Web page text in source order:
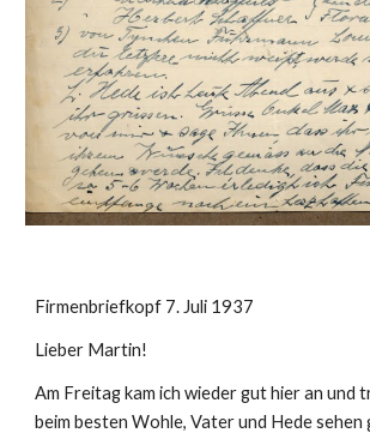
Firmenbriefkopf 7. Juli 1937
Lieber Martin!
Am Freitag kam ich wieder gut hier an und
beim besten Wohle, Vater und Hede sehen